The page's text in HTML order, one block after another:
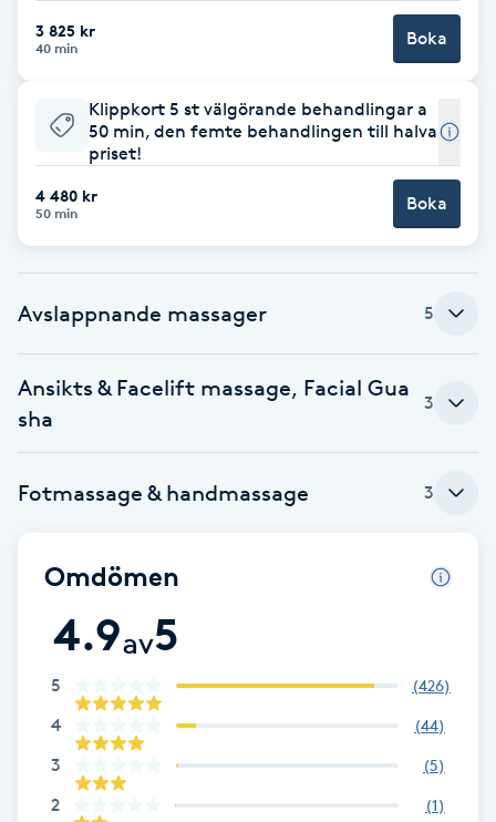
Fet hårbotten
Fettreducering
Fibromassage
Fillers
Fotvård
Fransförlängning
Fransförlängning Megavolym
Fransförlängning Volym
3 825 kr
40 min Boka
Klippkort 5 st välgörande behandlingar a
50 min, den femte behandlingen till halva
priset!
4 480 kr
50 min Boka
Avslappnande massager 5
Ansikts & Facelift massage, Facial Gua
sha
3
Fotmassage & handmassage 3
Omdömen
4.9av5
5 (426)
4 (44)
3 (5)
2 (1)